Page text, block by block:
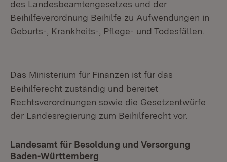
des Landesbeamtengesetzes und der
Beihilfeverordnung Beihilfe zu Aufwendungen in
Geburts-, Krankheits-, Pflege- und Todesfällen.
Das Ministerium für Finanzen ist für das
Beihilferecht zuständig und bereitet
Rechtsverordnungen sowie die Gesetzentwürfe
der Landesregierung zum Beihilferecht vor.
Landesamt für Besoldung und Versorgung
Baden-Württemberg